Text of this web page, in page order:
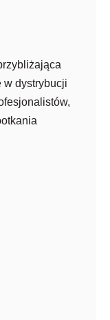
w dystrybucji